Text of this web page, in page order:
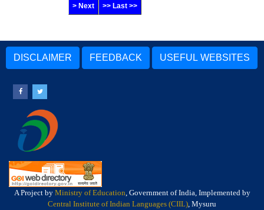
> Next >> Last >>
DISCLAIMER FEEDBACK USEFUL WEBSITES
A Project by Ministry of Education, Government of India, Implemented by
Central Institute of Indian Languages (CIIL), Mysuru